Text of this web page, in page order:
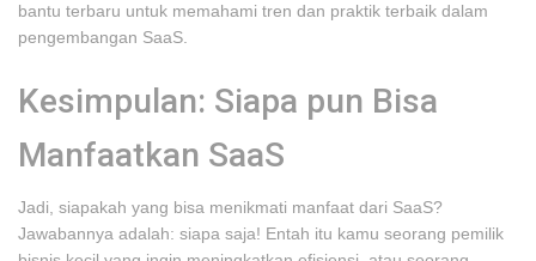
bantu terbaru untuk memahami tren dan praktik terbaik dalam
pengembangan SaaS.
Kesimpulan: Siapa pun Bisa
Manfaatkan SaaS
Jadi, siapakah yang bisa menikmati manfaat dari SaaS?
Jawabannya adalah: siapa saja! Entah itu kamu seorang pemilik